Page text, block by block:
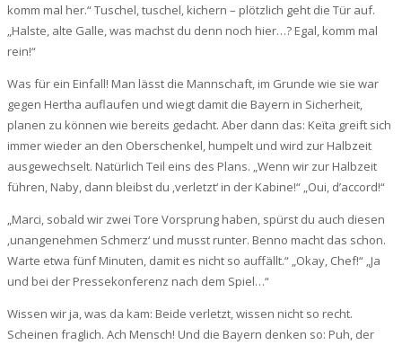
komm mal her.“ Tuschel, tuschel, kichern – plötzlich geht die Tür auf.
„Halste, alte Galle, was machst du denn noch hier…? Egal, komm mal
rein!“
Was für ein Einfall! Man lässt die Mannschaft, im Grunde wie sie war
gegen Hertha auflaufen und wiegt damit die Bayern in Sicherheit,
planen zu können wie bereits gedacht. Aber dann das: Keïta greift sich
immer wieder an den Oberschenkel, humpelt und wird zur Halbzeit
ausgewechselt. Natürlich Teil eins des Plans. „Wenn wir zur Halbzeit
führen, Naby, dann bleibst du ‚verletzt‘ in der Kabine!“ „Oui, d’accord!“
„Marci, sobald wir zwei Tore Vorsprung haben, spürst du auch diesen
‚unangenehmen Schmerz‘ und musst runter. Benno macht das schon.
Warte etwa fünf Minuten, damit es nicht so auffällt.“ „Okay, Chef!“ „Ja
und bei der Pressekonferenz nach dem Spiel…“
Wissen wir ja, was da kam: Beide verletzt, wissen nicht so recht.
Scheinen fraglich. Ach Mensch! Und die Bayern denken so: Puh, der